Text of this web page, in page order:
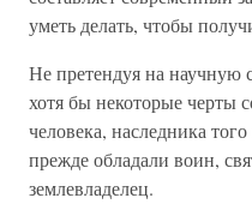
уметь делать, чтобы
Не претендуя на научную
хотя бы некоторые черты
человека, наследника
прежде обладали воин,
землевладелец.